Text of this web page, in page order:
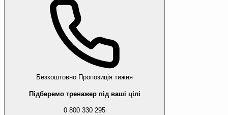
Безкоштовно Пропозиція тижня
Підберемо тренажер під ваші цілі
0 800 330 295